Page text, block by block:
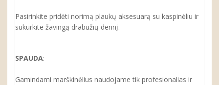
Pasirinkite pridėti norimą plaukų aksesuarą su kaspinėliu ir
sukurkite žavingą drabužių derinį.
SPAUDA:
Gamindami marškinėlius naudojame tik profesionalias ir